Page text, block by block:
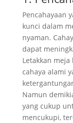
Pencahayaan
kunci dalam
nyaman.
dapat
Letakkan
cahaya alami
Namun
yang cukup
mencukupi,